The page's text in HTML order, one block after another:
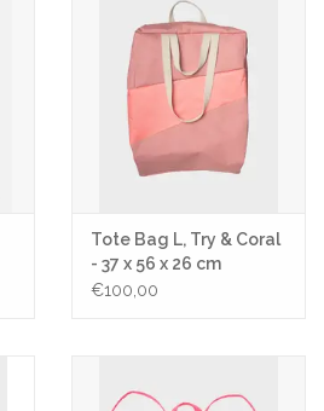
Tote Bag L, Try & Coral
- 37 x 56 x 26 cm
€100,00